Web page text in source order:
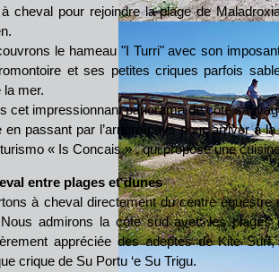
cheval pour rejoindre la plage de
le hameau "I Turri" avec son
et ses petites criques parfois
la mer.
cet impressionnant panorama de côte
en passant par l’arrière-pays pour arriver à
« Is Concais » , qui propose une
entre plages et dunes
à cheval directement du centre
admirons la côte sud avec les plages
appréciée des adeptes de Kite
crique de Su Portu ‘e Su Trigu.